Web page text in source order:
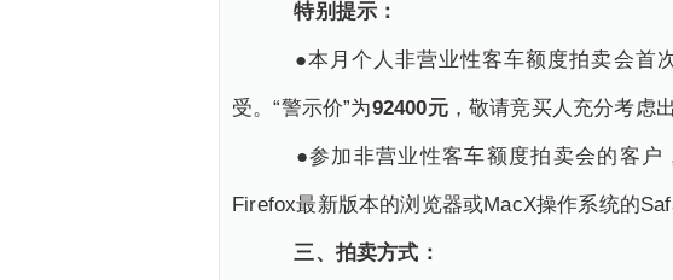
特别提示：
●本月个人非营业性客车额度拍卖会首次
受。“警示价”为92400元，敬请竞买人充分考虑
●参加非营业性客车额度拍卖会的客户，
Firefox最新版本的浏览器或MacX操作系统的
三、拍卖方式：